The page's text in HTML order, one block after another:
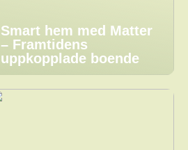
Smart hem med Matter
– Framtidens
uppkopplade boende